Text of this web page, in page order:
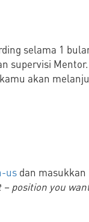
selama 1
supervisi
akan
us dan masukkan
– position you